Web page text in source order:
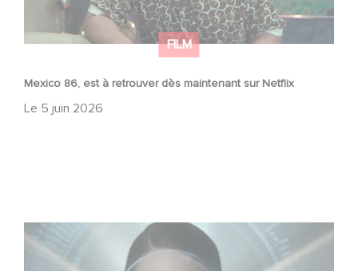
FILM
Mexico 86, est à retrouver dès maintenant sur Netflix
Le 5 juin 2026
La nouvelle production Gaumont USA : « Futuro Desierto